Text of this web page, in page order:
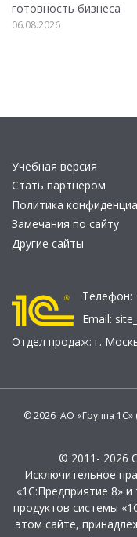
готовность бизнеса
06.08.2026
Учебная версия
Стать партнером
Политика
Замечания по сайту
Другие сайты
Телефон:
Email:
Отдел продаж: г.
© 2026 АО «Группа 1С»
© 2011- 2026
Исключительное
«1С:Предприятие 8»
продуктов системы
этом сайте,